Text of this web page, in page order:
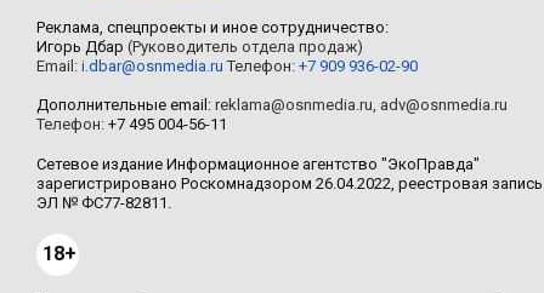
Реклама, спецпроекты и иное сотрудничество:
Игорь Дбар (Руководитель отдела продаж)
Email: i.dbar@osnmedia.ru Телефон: +7 909 936-02-90
Дополнительные email: reklama@osnmedia.ru, adv@osnmedia.ru
Телефон: +7 495 004-56-11
Сетевое издание Информационное агентство "ЭкоПравда"
зарегистрировано Роскомнадзором 26.04.2022, реестровая запись
ЭЛ № ФС77-82811.
18+